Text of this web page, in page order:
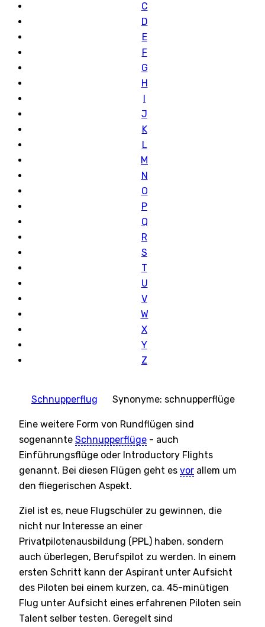
C
D
E
F
G
H
I
J
K
L
M
N
O
P
Q
R
S
T
U
V
W
X
Y
Z
Schnupperflug Synonyme: schnupperflüge
Eine weitere Form von Rundflügen sind
sogenannte Schnupperflüge - auch
Einführungsflüge oder Introductory Flights
genannt. Bei diesen Flügen geht es vor allem um
den fliegerischen Aspekt.
Ziel ist es, neue Flugschüler zu gewinnen, die
nicht nur Interesse an einer
Privatpilotenausbildung (PPL) haben, sondern
auch überlegen, Berufspilot zu werden. In einem
ersten Schritt kann der Aspirant unter Aufsicht
des Piloten bei einem kurzen, ca. 45-minütigen
Flug unter Aufsicht eines erfahrenen Piloten sein
Talent selber testen. Geregelt sind